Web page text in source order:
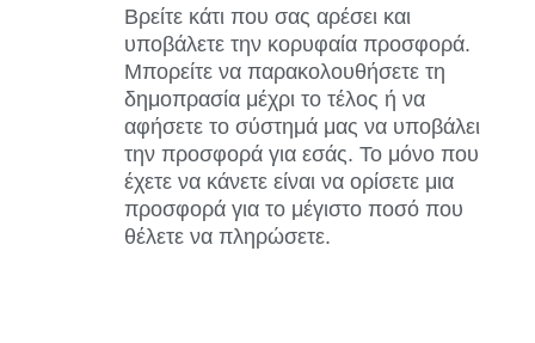
Βρείτε κάτι που σας αρέσει και
υποβάλετε την κορυφαία προσφορά.
Μπορείτε να παρακολουθήσετε τη
δημοπρασία μέχρι το τέλος ή να
αφήσετε το σύστημά μας να υποβάλει
την προσφορά για εσάς. Το μόνο που
έχετε να κάνετε είναι να ορίσετε μια
προσφορά για το μέγιστο ποσό που
θέλετε να πληρώσετε.